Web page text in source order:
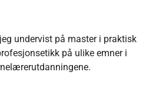
undervist på master i praktisk
på ulike emner i